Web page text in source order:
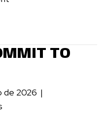
Your
Apartment TO
de 2026 |